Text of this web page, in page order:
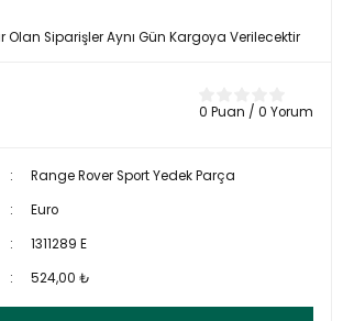
Olan Siparişler Aynı Gün Kargoya Verilecektir
0 Puan / 0 Yorum
Range Rover Sport Yedek Parça
Euro
1311289 E
524,00 ₺